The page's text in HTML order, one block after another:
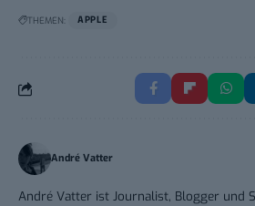
THEMEN: APPLE
André Vatter
André Vatter ist Journalist, Blogger und